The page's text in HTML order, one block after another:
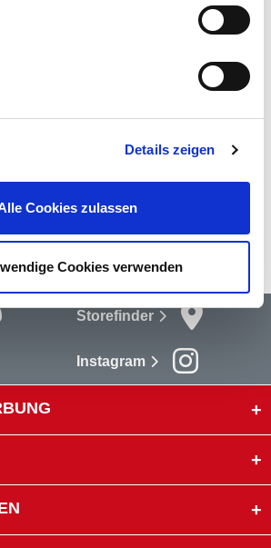
Details zeigen
Cookies zulassen
Cookies verwenden
aus 3 Pfeilen mit Metallspitze
nicht elektronische, Dartscheiben.
Storefinder
Instagram